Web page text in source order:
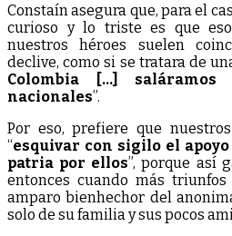
Constaín asegura que, para el
curioso y lo triste es que
nuestros héroes suelen
declive, como si se tratara de
Colombia […]
nacionales”.
Por eso, prefiere que
“esquivar con sigilo el
patria por ellos”, porque así
entonces cuando más
amparo bienhechor del
solo de su familia y sus pocos